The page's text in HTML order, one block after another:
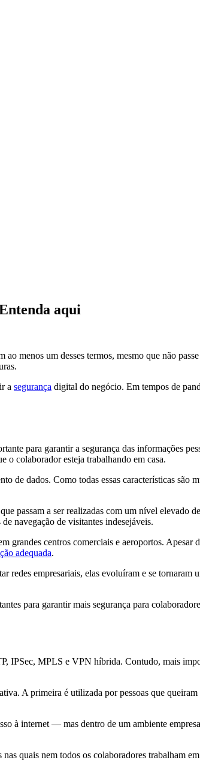
aqui
menos um desses termos, mesmo que não
a segurança digital do negócio. Em tempos de
para garantir a segurança das informações
o colaborador esteja trabalhando em casa.
de dados. Como todas essas características são
passam a ser realizadas com um nível
navegação de visitantes indesejáveis.
centros comerciais e aeroportos. Apesar
adequada.
empresariais, elas evoluíram e se
para garantir mais segurança para
IPSec, MPLS e VPN híbrida. Contudo, mais
A primeira é utilizada por pessoas que queiram
à internet — mas dentro de um ambiente
quais nem todos os colaboradores trabalham